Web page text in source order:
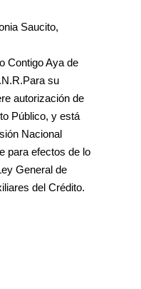
Saucito,
Contigo Aya de
su
autorización de
Público, y está
Nacional
para efectos de lo
General de
del Crédito.